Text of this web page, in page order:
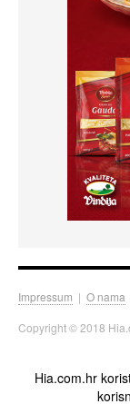
Impressum | O nama
Copyright © 2018
Hia.com.hr